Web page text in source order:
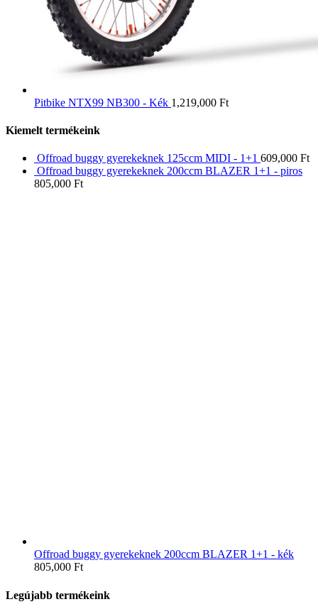
Pitbike NTX99 NB300 - Kék 1,219,000 Ft
Kiemelt termékeink
Offroad buggy gyerekeknek 125ccm MIDI - 1+1 609,000 Ft
Offroad buggy gyerekeknek 200ccm BLAZER 1+1 - piros
805,000 Ft
Offroad buggy gyerekeknek 200ccm BLAZER 1+1 - kék
805,000 Ft
Legújabb termékeink